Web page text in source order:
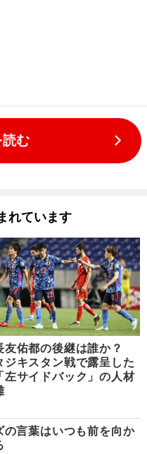
む
れています
友佑都の後継は誰か？
ジキスタン戦で露呈した
左サイドバック」の人材
の言葉はいつも前を向か